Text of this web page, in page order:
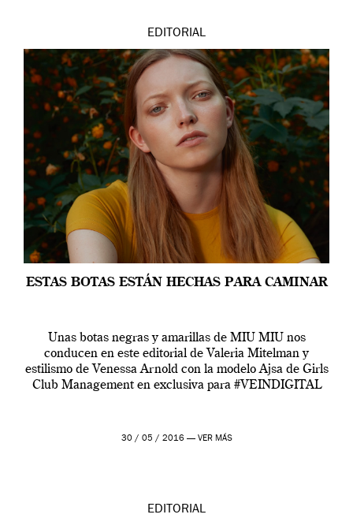
EDITORIAL
ESTAS BOTAS ESTÁN HECHAS PARA CAMINAR
Unas botas negras y amarillas de MIU MIU nos
conducen en este editorial de Valeria Mitelman y
estilismo de Venessa Arnold con la modelo Ajsa de Girls
Club Management en exclusiva para #VEINDIGITAL
30 / 05 / 2016 — VER MÁS
EDITORIAL